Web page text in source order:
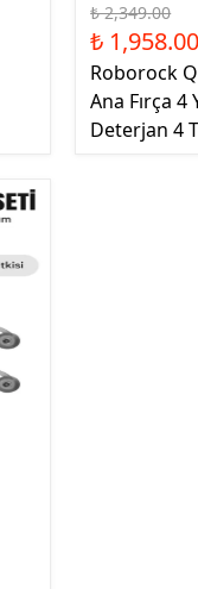
₺ 2,349.00
₺ 1,958.00
Roborock
Ana Fırça 4
Deterjan 4